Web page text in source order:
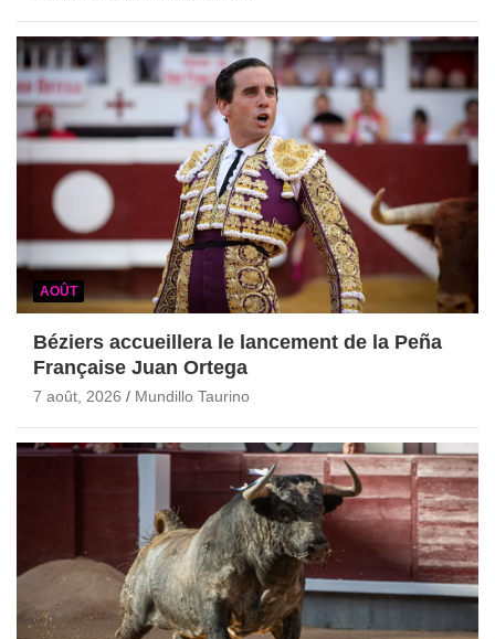
AOÛT
Béziers accueillera le lancement de la Peña
Française Juan Ortega
7 août, 2026 Mundillo Taurino